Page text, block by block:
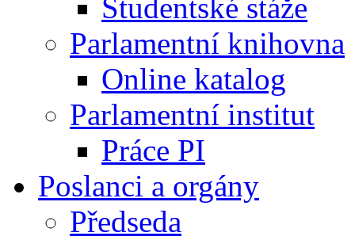
Studentské stáže
Parlamentní knihovna
Online katalog
Parlamentní institut
Práce PI
Poslanci a orgány
Předseda